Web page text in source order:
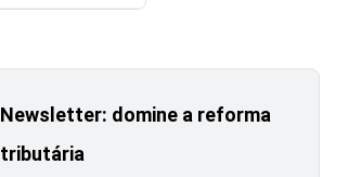
Newsletter: domine a reforma
tributária